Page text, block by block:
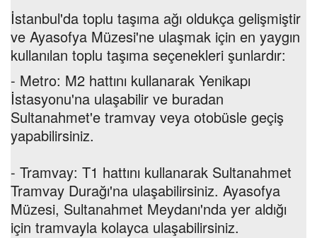
İstanbul'da toplu taşıma ağı oldukça gelişmiştir
ve Ayasofya Müzesi'ne ulaşmak için en yaygın
kullanılan toplu taşıma seçenekleri şunlardır:
- Metro: M2 hattını kullanarak Yenikapı
İstasyonu'na ulaşabilir ve buradan
Sultanahmet'e tramvay veya otobüsle geçiş
yapabilirsiniz.
- Tramvay: T1 hattını kullanarak Sultanahmet
Tramvay Durağı'na ulaşabilirsiniz. Ayasofya
Müzesi, Sultanahmet Meydanı'nda yer aldığı
için tramvayla kolayca ulaşabilirsiniz.